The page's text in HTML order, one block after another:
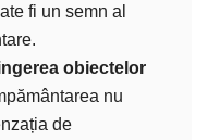
fi un semn al
obiectelor
nu
de